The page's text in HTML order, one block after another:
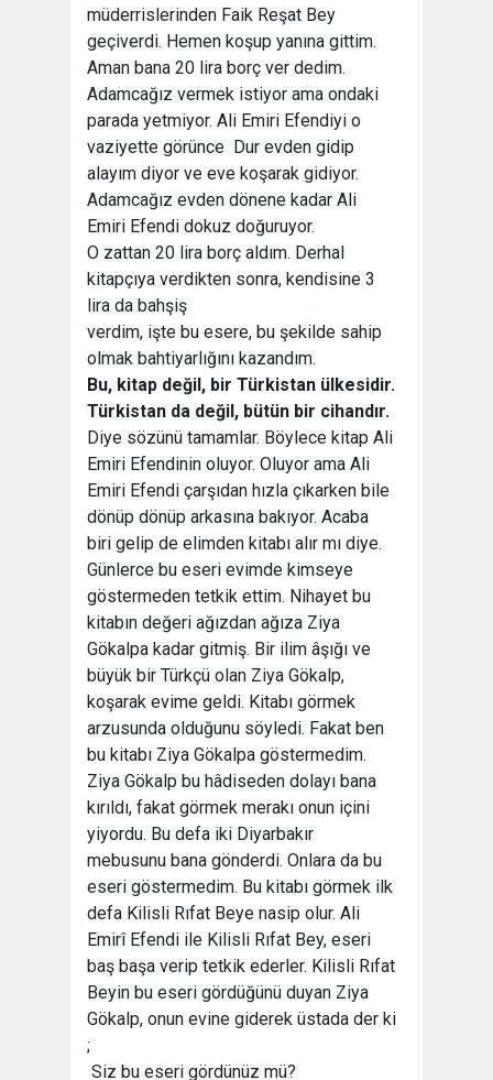
müderrislerinden Faik Reşat Bey
geçiverdi. Hemen koşup yanına gittim.
Aman bana 20 lira borç ver dedim.
Adamcağız vermek istiyor ama ondaki
parada yetmiyor. Ali Emiri Efendiyi o
vaziyette görünce  Dur evden gidip
alayım diyor ve eve koşarak gidiyor.
Adamcağız evden dönene kadar Ali
Emiri Efendi dokuz doğuruyor.
O zattan 20 lira borç aldım. Derhal
kitapçıya verdikten sonra, kendisine 3
lira da bahşiş
verdim, işte bu esere, bu şekilde sahip
olmak bahtiyarlığını kazandım.
Bu, kitap değil, bir Türkistan ülkesidir.
Türkistan da değil, bütün bir cihandır.
Diye sözünü tamamlar. Böylece kitap Ali
Emiri Efendinin oluyor. Oluyor ama Ali
Emiri Efendi çarşıdan hızla çıkarken bile
dönüp dönüp arkasına bakıyor. Acaba
biri gelip de elimden kitabı alır mı diye.
Günlerce bu eseri evimde kimseye
göstermeden tetkik ettim. Nihayet bu
kitabın değeri ağızdan ağıza Ziya
Gökalpa kadar gitmiş. Bir ilim âşığı ve
büyük bir Türkçü olan Ziya Gökalp,
koşarak evime geldi. Kitabı görmek
arzusunda olduğunu söyledi. Fakat ben
bu kitabı Ziya Gökalpa göstermedim.
Ziya Gökalp bu hâdiseden dolayı bana
kırıldı, fakat görmek merakı onun içini
yiyordu. Bu defa iki Diyarbakır
mebusunu bana gönderdi. Onlara da bu
eseri göstermedim. Bu kitabı görmek ilk
defa Kilisli Rıfat Beye nasip olur. Ali
Emirî Efendi ile Kilisli Rıfat Bey, eseri
baş başa verip tetkik ederler. Kilisli Rıfat
Beyin bu eseri gördüğünü duyan Ziya
Gökalp, onun evine giderek üstada der ki
;
 Siz bu eseri gördünüz mü?